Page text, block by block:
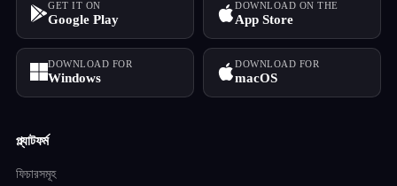
GET IT ON
Google Play
DOWNLOAD ON THE
App Store
DOWNLOAD FOR
Windows
DOWNLOAD FOR
macOS
প্ল্যাটফর্ম
ফিচারসমূহ